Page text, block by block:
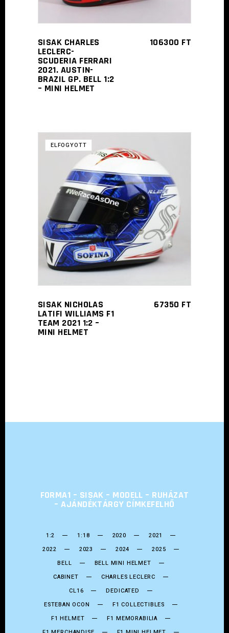
SISAK CHARLES
LECLERC-
SCUDERIA FERRARI
2021. AUSTIN-
BRAZIL GP. BELL 1:2
– MINI HELMET
106300 FT
ELFOGYOTT
TOVÁBB
SISAK NICHOLAS
LATIFI WILLIAMS F1
TEAM 2021 1:2 –
MINI HELMET
67350 FT
FORMA1 – SISAK – MODELL – RUHÁZAT
– AJÁNDÉKTÁRGY CÍMKEFELHŐ
1:2 1:18 2020
2021
2022
2023 2024
2025
BELL
BELL MINI HELMET
CABINET
CHARLES LECLERC
CL16
DEDICATED
ESTEBAN OCON
F1 COLLECTIBLES
F1 HELMET
F1 MEMORABILIA